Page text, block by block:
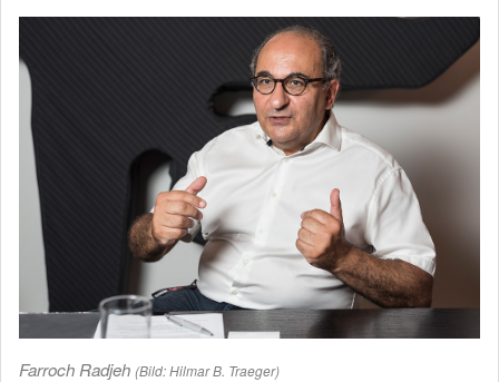
Farroch Radjeh (Bild: Hilmar B. Traeger)